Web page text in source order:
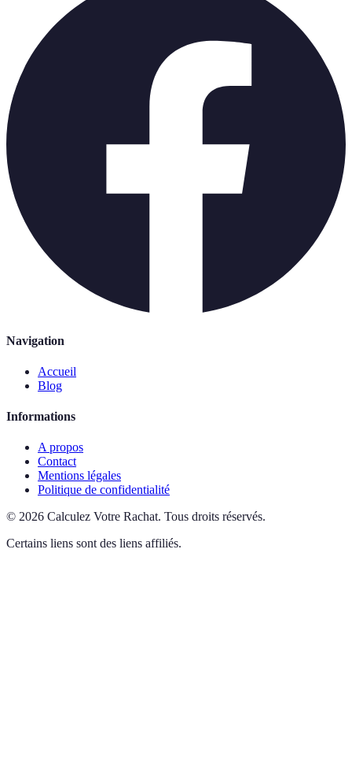
Navigation
Accueil
Blog
Informations
A propos
Contact
Mentions légales
Politique de confidentialité
© 2026 Calculez Votre Rachat. Tous droits réservés.
Certains liens sont des liens affiliés.